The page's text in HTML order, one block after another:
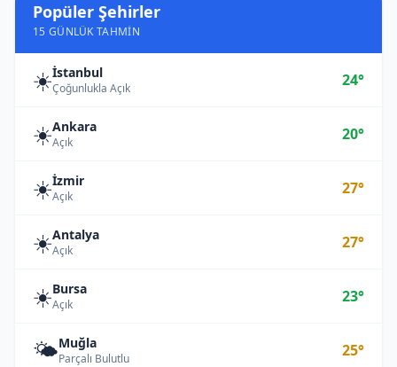
Popüler Şehirler
15 GÜNLÜK TAHMIN
☀️İstanbul
Çoğunlukla Açık 24°
☀️Ankara
Açık 20°
☀️İzmir
Açık 27°
☀️Antalya
Açık 27°
☀️Bursa
Açık 23°
🌤️Muğla
Parçalı Bulutlu 25°